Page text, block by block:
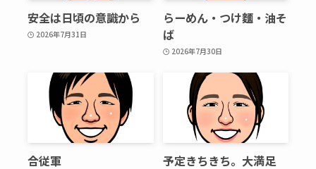
安全は日頃の意識から
2026年7月31日
らーめん・つけ麵・油そ
ば
2026年7月30日
合従軍 予定きちきち。大満足